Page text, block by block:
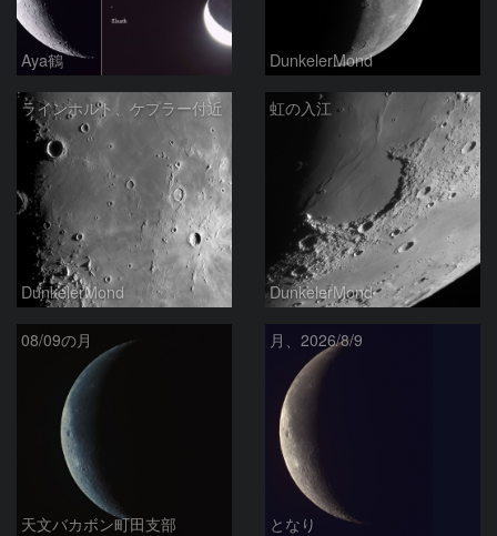
Aya鶴 DunkelerMond
ラインホルト、ケプラー付近
DunkelerMond
虹の入江
DunkelerMond
08/09の月
天文バカボン町田支部
月、2026/8/9
となり